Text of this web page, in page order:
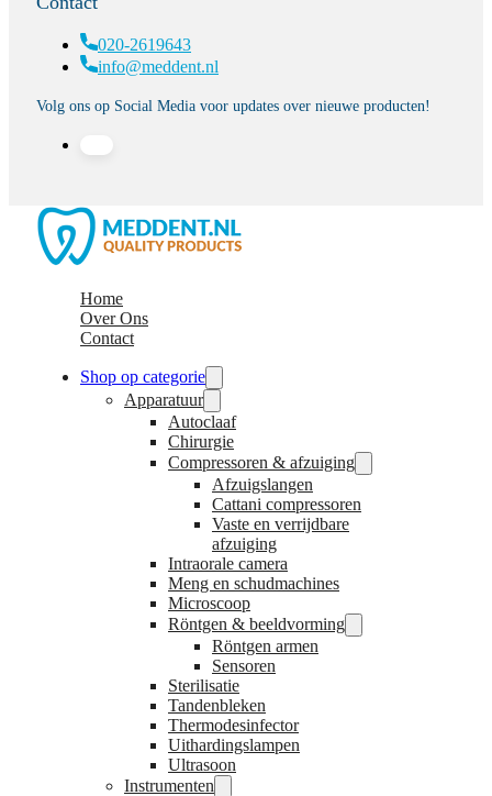
020-2619643
info@meddent.nl
Volg ons op Social Media voor updates over nieuwe producten!
Home
Over Ons
Contact
Shop op categorie
Apparatuur
Autoclaaf
Chirurgie
Compressoren & afzuiging
Afzuigslangen
Cattani compressoren
Vaste en verrijdbare
afzuiging
Intraorale camera
Meng en schudmachines
Microscoop
Röntgen & beeldvorming
Röntgen armen
Sensoren
Sterilisatie
Tandenbleken
Thermodesinfector
Uithardingslampen
Ultrasoon
Instrumenten